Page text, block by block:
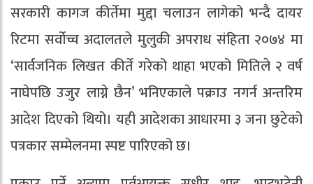
सरकारी कागज कीर्तेमा मुद्दा चलाउन लागेको भन्दै दायर
रिटमा सर्वोच्च अदालतले मुलुकी अपराध संहिता २०७४ मा
‘सार्वजनिक लिखत कीर्ते गरेको थाहा भएको मितिले २ वर्ष
नाघेपछि उजुर लाग्ने छैन’ भनिएकाले पक्राउ नगर्न अन्तरिम
आदेश दिएको थियो। यही आदेशका आधारमा ३ जना छुटेको
पत्रकार सम्मेलनमा स्पष्ट पारिएको छ।